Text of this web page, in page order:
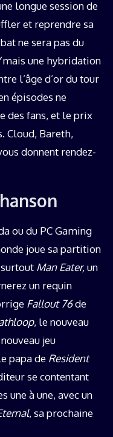
longue session de
et reprendre sa
ne sera pas du
mais une hybridation
l’âge d’or du tour
épisodes ne
des fans, et le prix
Cloud, Bareth,
donnent rendez-
ou du PC Gaming
joue sa partition
Man Eater,un
un requin
Fallout 76de
, le nouveau
jeu
papa de Resident
se contentant
une à une, avec un
, sa prochaine